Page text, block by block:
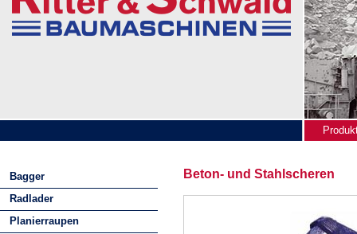
Bagger
Radlader
Planierraupen
Beton- und Stahlscheren